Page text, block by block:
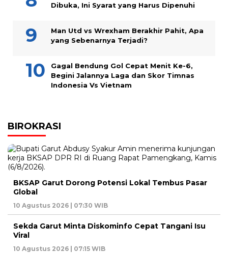
Dibuka, Ini Syarat yang Harus Dipenuhi
Man Utd vs Wrexham Berakhir Pahit, Apa
yang Sebenarnya Terjadi?
Gagal Bendung Gol Cepat Menit Ke-6,
Begini Jalannya Laga dan Skor Timnas
Indonesia Vs Vietnam
BIROKRASI
BKSAP Garut Dorong Potensi Lokal Tembus Pasar
Global
10 Agustus 2026 | 07:30 WIB
Sekda Garut Minta Diskominfo Cepat Tangani Isu
Viral
10 Agustus 2026 | 07:15 WIB